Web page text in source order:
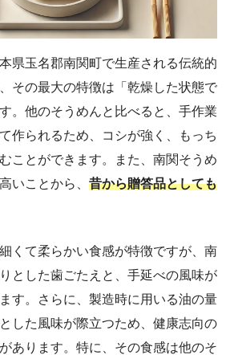
県玉名郡南関町で生産される伝統的
その最大の特徴は「乾燥した状態で
。他のそうめんと比べると、手作業
作られるため、コシが強く、もっち
ことができます。また、南関そうめ
いことから、 昔から贈答品としても
くて柔らかい食感が特徴ですが、南
とした歯ごたえと、手延べの風味が
す。さらに、製造時に用いる油の量
した風味が際立つため、健康志向の
あります。特に、その食感は他のそ